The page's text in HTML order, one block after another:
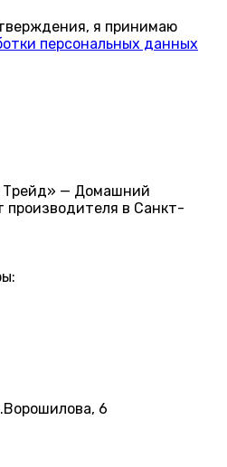
я принимаю
персональных данных
Трейд» — Домашний
производителя в Санкт-
6